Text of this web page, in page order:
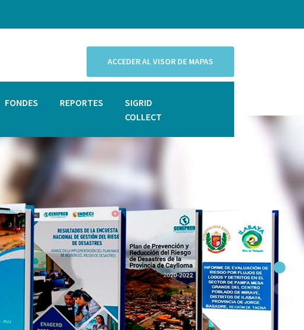
ACCEDER AL VISOR DE MAPAS
FONDES REPORTES
SIGRID
COLLECT